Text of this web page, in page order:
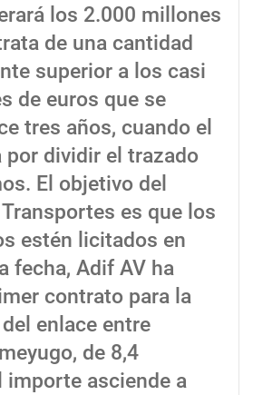
los 2.000 millones
de una cantidad
superior a los casi
de euros que se
tres años, cuando el
por dividir el trazado
El objetivo del
es que los
estén licitados en
fecha, Adif AV ha
contrato para la
enlace entre
de 8,4
importe asciende a